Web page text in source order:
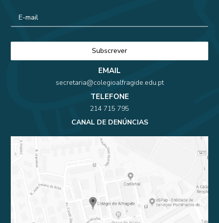
EMAIL
secretaria@colegioalfragide.edu.pt
TELEFONE
214 715 795
CANAL DE DENÚNCIAS